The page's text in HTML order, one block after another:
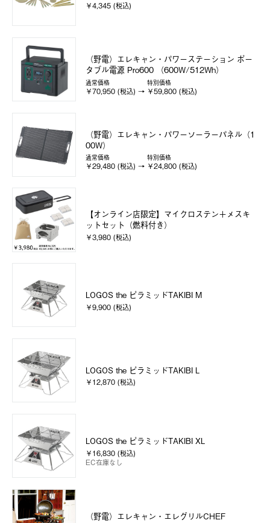
￥4,345 (税込)
（野電）エレキャン・パワーステーション ポー
タブル電源 Pro600 （600W/512Wh）
通常価格
￥70,950 (税込)
特別価格
￥59,800 (税込)
（野電）エレキャン・パワーソーラーパネル（1
00W）
通常価格
￥29,480 (税込)
特別価格
￥24,800 (税込)
【オンライン店限定】マイクロステン＋メスキ
ットセット（燃料付き）
￥3,980 (税込)
LOGOS the ピラミッドTAKIBI M
￥9,900 (税込)
LOGOS the ピラミッドTAKIBI L
￥12,870 (税込)
LOGOS the ピラミッドTAKIBI XL
￥16,830 (税込)
EC在庫なし
（野電）エレキャン・エレグリルCHEF